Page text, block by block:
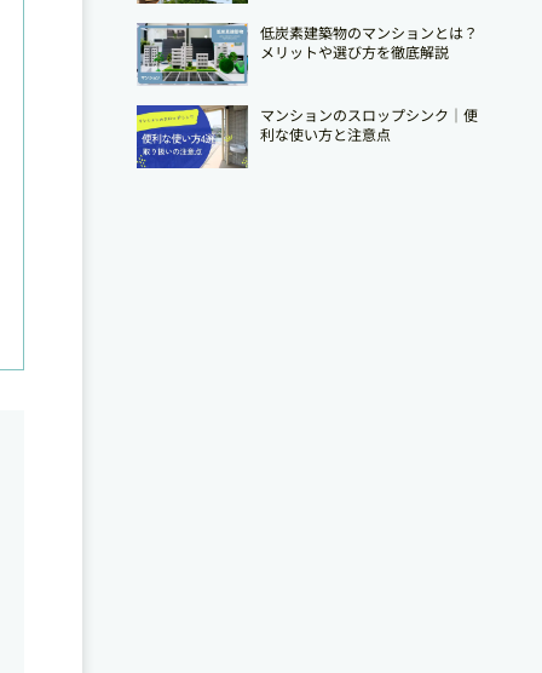
低炭素建築物のマンションとは？
メリットや選び方を徹底解説
マンションのスロップシンク│便
利な使い方と注意点